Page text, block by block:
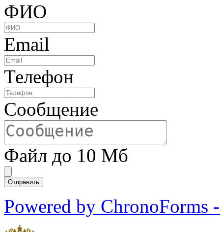
ФИО
Email
Телефон
Сообщение
Файл до 10 Мб
Powered by ChronoForms